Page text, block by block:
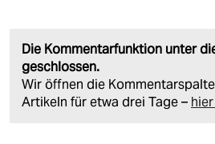
Die Kommentarfunktion unter
geschlossen.
Wir öffnen die
Artikeln für etwa drei Tage –